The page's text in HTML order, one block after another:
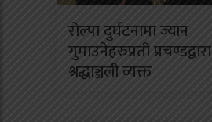
रोल्पा दुर्घटनामा ज्यान
गुमाउनेहरुप्रती प्रचण्डद्वारा
श्रद्धाञ्जली व्यक्त